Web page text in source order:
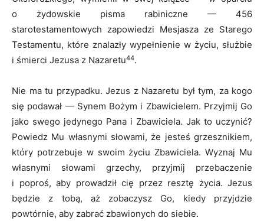
o żydowskie pisma rabiniczne — 456
starotestamentowych zapowiedzi Mesjasza ze Starego
Testamentu, które znalazły wypełnienie w życiu, służbie
i śmierci Jezusa z Nazaretu44.
Nie ma tu przypadku. Jezus z Nazaretu był tym, za kogo
się podawał — Synem Bożym i Zbawicielem. Przyjmij Go
jako swego jedynego Pana i Zbawiciela. Jak to uczynić?
Powiedz Mu własnymi słowami, że jesteś grzesznikiem,
który potrzebuje w swoim życiu Zbawiciela. Wyznaj Mu
własnymi słowami grzechy, przyjmij przebaczenie
i poproś, aby prowadził cię przez resztę życia. Jezus
będzie z tobą, aż zobaczysz Go, kiedy przyjdzie
powtórnie, aby zabrać zbawionych do siebie.